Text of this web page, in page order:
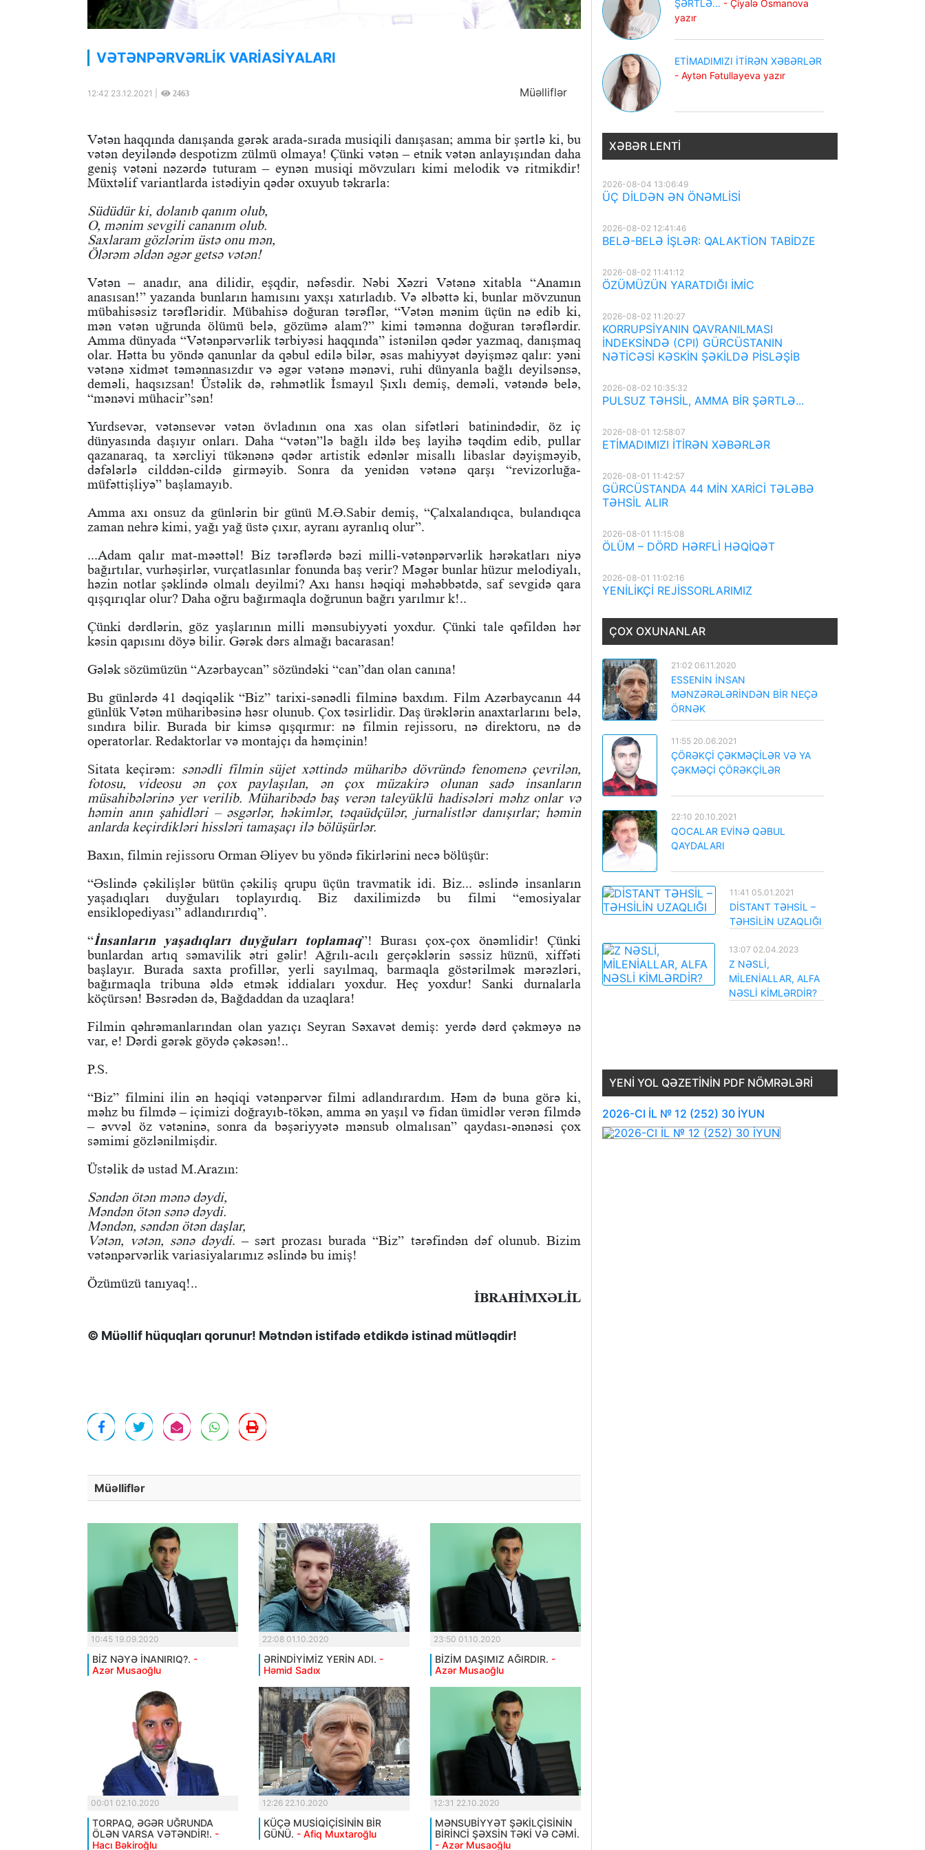
VƏTƏNPƏRVƏRLİK VARİASİYALARI
12:42 23.12.2021 | 2463 Müəlliflər
Vətən haqqında danışanda gərək arada-sırada musiqili danışasan; amma bir şərtlə ki, bu
vətən deyiləndə despotizm zülmü olmaya! Çünki vətən – etnik vətən anlayışından daha
geniş vətəni nəzərdə tuturam – eynən musiqi mövzuları kimi melodik və ritmikdir!
Müxtəlif variantlarda istədiyin qədər oxuyub təkrarla:
Südüdür ki, dolanıb qanım olub,
O, mənim sevgili cananım olub.
Saxlaram gözlərim üstə onu mən,
Ölərəm əldən əgər getsə vətən!
Vətən – anadır, ana dilidir, eşqdir, nəfəsdir. Nəbi Xəzri Vətənə xitabla “Anamın
anasısan!” yazanda bunların hamısını yaxşı xatırladıb. Və əlbəttə ki, bunlar mövzunun
mübahisəsiz tərəfləridir. Mübahisə doğuran tərəflər, “Vətən mənim üçün nə edib ki,
mən vətən uğrunda ölümü belə, gözümə alam?” kimi təmənna doğuran tərəflərdir.
Amma dünyada “Vətənpərvərlik tərbiyəsi haqqında” istənilən qədər yazmaq, danışmaq
olar. Hətta bu yöndə qanunlar da qəbul edilə bilər, əsas mahiyyət dəyişməz qalır: yəni
vətənə xidmət təmənnasızdır və əgər vətənə mənəvi, ruhi dünyanla bağlı deyilsənsə,
deməli, haqsızsan! Üstəlik də, rəhmətlik İsmayıl Şıxlı demiş, deməli, vətəndə belə,
“mənəvi mühacir”sən!
Yurdsevər, vətənsevər vətən övladının ona xas olan sifətləri batinindədir, öz iç
dünyasında daşıyır onları. Daha “vətən”lə bağlı ildə beş layihə təqdim edib, pullar
qazanaraq, ta xərcliyi tükənənə qədər artistik edənlər misallı libaslar dəyişməyib,
dəfələrlə cilddən-cildə girməyib. Sonra da yenidən vətənə qarşı “revizorluğa-
müfəttişliyə” başlamayıb.
Amma axı onsuz da günlərin bir günü M.Ə.Sabir demiş, “Çalxalandıqca, bulandıqca
zaman nehrə kimi, yağı yağ üstə çıxır, ayranı ayranlıq olur”.
...Adam qalır mat-məəttəl! Biz tərəflərdə bəzi milli-vətənpərvərlik hərəkatları niyə
bağırtılar, vurhəşirlər, vurçatlasınlar fonunda baş verir? Məgər bunlar hüzur melodiyalı,
həzin notlar şəklində olmalı deyilmi? Axı hansı həqiqi məhəbbətdə, saf sevgidə qara
qışqırıqlar olur? Daha oğru bağırmaqla doğrunun bağrı yarılmır k!..
Çünki dərdlərin, göz yaşlarının milli mənsubiyyəti yoxdur. Çünki tale qəfildən hər
kəsin qapısını döyə bilir. Gərək dərs almağı bacarasan!
Gələk sözümüzün “Azərbaycan” sözündəki “can”dan olan canına!
Bu günlərdə 41 dəqiqəlik “Biz” tarixi-sənədli filminə baxdım. Film Azərbaycanın 44
günlük Vətən müharibəsinə həsr olunub. Çox təsirlidir. Daş ürəklərin anaxtarlarını belə,
sındıra bilir. Burada bir kimsə qışqırmır: nə filmin rejissoru, nə direktoru, nə də
operatorlar. Redaktorlar və montajçı da həmçinin!
Sitata keçirəm: sənədli filmin süjet xəttində müharibə dövründə fenomenə çevrilən,
fotosu, videosu ən çox paylaşılan, ən çox müzakirə olunan sadə insanların
müsahibələrinə yer verilib. Müharibədə baş verən taleyüklü hadisələri məhz onlar və
həmin anın şahidləri – əsgərlər, həkimlər, təqaüdçülər, jurnalistlər danışırlar; həmin
anlarda keçirdikləri hissləri tamaşaçı ilə bölüşürlər.
Baxın, filmin rejissoru Orman Əliyev bu yöndə fikirlərini necə bölüşür:
“Əslində çəkilişlər bütün çəkiliş qrupu üçün travmatik idi. Biz... əslində insanların
yaşadıqları duyğuları toplayırdıq. Biz daxilimizdə bu filmi “emosiyalar
ensiklopediyası” adlandırırdıq”.
“İnsanların yaşadıqları duyğuları toplamaq”! Burası çox-çox önəmlidir! Çünki
bunlardan artıq səmavilik ətri gəlir! Ağrılı-acılı gerçəklərin səssiz hüznü, xiffəti
başlayır. Burada saxta profillər, yerli sayılmaq, barmaqla göstərilmək mərəzləri,
bağırmaqla tribuna əldə etmək iddiaları yoxdur. Heç yoxdur! Sanki durnalarla
köçürsən! Bəsrədən də, Bağdaddan da uzaqlara!
Filmin qəhrəmanlarından olan yazıçı Seyran Səxavət demiş: yerdə dərd çəkməyə nə
var, e! Dərdi gərək göydə çəkəsən!..
P.S.
“Biz” filmini ilin ən həqiqi vətənpərvər filmi adlandırardım. Həm də buna görə ki,
məhz bu filmdə – içimizi doğrayıb-tökən, amma ən yaşıl və fidan ümidlər verən filmdə
– əvvəl öz vətəninə, sonra da bəşəriyyətə mənsub olmalısan” qaydası-ənənəsi çox
səmimi gözlənilmişdir.
Üstəlik də ustad M.Arazın:
Səndən ötən mənə dəydi,
Məndən ötən sənə dəydi.
Məndən, səndən ötən daşlar,
Vətən, vətən, sənə dəydi. – sərt prozası burada “Biz” tərəfindən dəf olunub. Bizim
vətənpərvərlik variasiyalarımız əslində bu imiş!
Özümüzü tanıyaq!..
İBRAHİMXƏLİL
© Müəllif hüquqları qorunur! Mətndən istifadə etdikdə istinad mütləqdir!
Müəlliflər
10:45 19.09.2020
BİZ NƏYƏ İNANIRIQ?. -
Azər Musaoğlu
22:08 01.10.2020
ƏRİNDİYİMİZ YERİN ADI. -
Həmid Sadıx
23:50 01.10.2020
BİZİM DAŞIMIZ AĞIRDIR. -
Azər Musaoğlu
00:01 02.10.2020
TORPAQ, ƏGƏR UĞRUNDA
ÖLƏN VARSA VƏTƏNDİR!. -
Hacı Bəkiroğlu
12:26 22.10.2020
KÜÇƏ MUSİQİÇİSİNİN BİR
GÜNÜ. - Afiq Muxtaroğlu
12:31 22.10.2020
MƏNSUBİYYƏT ŞƏKİLÇİSİNİN
BİRİNCİ ŞƏXSİN TƏKİ VƏ CƏMİ.
- Azər Musaoğlu
ŞƏRTLƏ... - Çiyalə Osmanova
yazır
ETİMADIMIZI İTİRƏN XƏBƏRLƏR
- Aytən Fətullayeva yazır
XƏBƏR LENTI
2026-08-04 13:06:49
ÜÇ DİLDƏN ƏN ÖNƏMLİSİ
2026-08-02 12:41:46
BELƏ-BELƏ İŞLƏR: QALAKTİON TABİDZE
2026-08-02 11:41:12
ÖZÜMÜZÜN YARATDIĞI İMİC
2026-08-02 11:20:27
KORRUPSİYANIN QAVRANILMASI
İNDEKSİNDƏ (CPI) GÜRCÜSTANIN
NƏTİCƏSİ KƏSKİN ŞƏKİLDƏ PİSLƏŞİB
2026-08-02 10:35:32
PULSUZ TƏHSİL, AMMA BİR ŞƏRTLƏ...
2026-08-01 12:58:07
ETİMADIMIZI İTİRƏN XƏBƏRLƏR
2026-08-01 11:42:57
GÜRCÜSTANDA 44 MİN XARİCİ TƏLƏBƏ
TƏHSİL ALIR
2026-08-01 11:15:08
ÖLÜM – DÖRD HƏRFLİ HƏQİQƏT
2026-08-01 11:02:16
YENİLİKÇİ REJİSSORLARIMIZ
ÇOX OXUNANLAR
21:02 06.11.2020
ESSENİN İNSAN
MƏNZƏRƏLƏRİNDƏN BİR NEÇƏ
ÖRNƏK
11:55 20.06.2021
ÇÖRƏKÇİ ÇƏKMƏÇİLƏR VƏ YA
ÇƏKMƏÇİ ÇÖRƏKÇİLƏR
22:10 20.10.2021
QOCALAR EVİNƏ QƏBUL
QAYDALARI
11:41 05.01.2021
DİSTANT TƏHSİL –
TƏHSİLİN UZAQLIĞI
13:07 02.04.2023
Z NƏSLİ,
MİLENİALLAR, ALFA
NƏSLİ KİMLƏRDİR?
YENI YOL QƏZETININ PDF NÖMRƏLƏRI
2026-CI İL № 12 (252) 30 İYUN